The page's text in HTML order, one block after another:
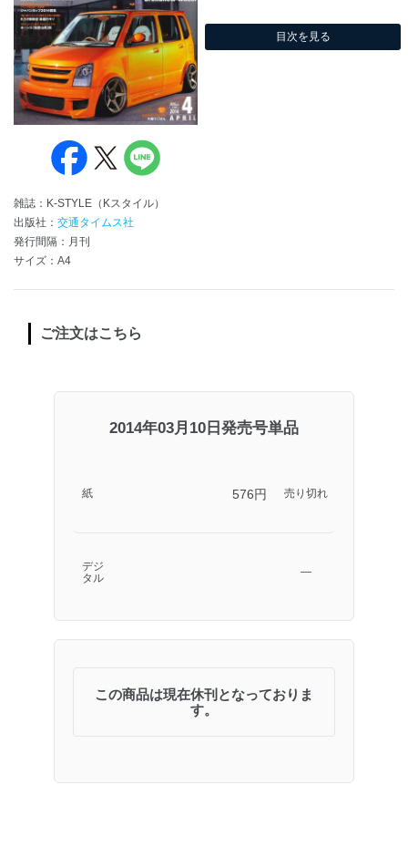
雑誌：K-STYLE（Kスタイル）
出版社： 交通タイムス社
発行間隔：月刊
サイズ：A4
目次を見る
ご注文はこちら
2014年03月10日発売号単品
紙 576円 売り切れ
デジ
タル
―
この商品は現在休刊となっておりま
す。